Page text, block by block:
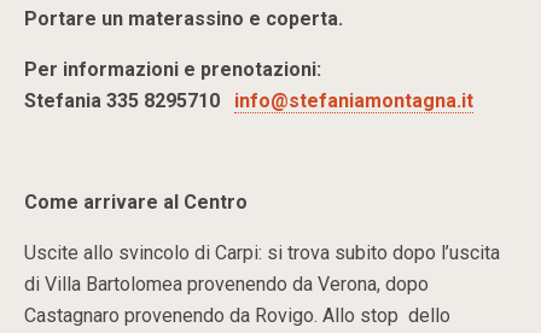
Portare un materassino e coperta.
Per informazioni e prenotazioni:
Stefania 335 8295710 info@stefaniamontagna.it
Come arrivare al Centro
Uscite allo svincolo di Carpi: si trova subito dopo l’uscita
di Villa Bartolomea provenendo da Verona, dopo
Castagnaro provenendo da Rovigo. Allo stop dello